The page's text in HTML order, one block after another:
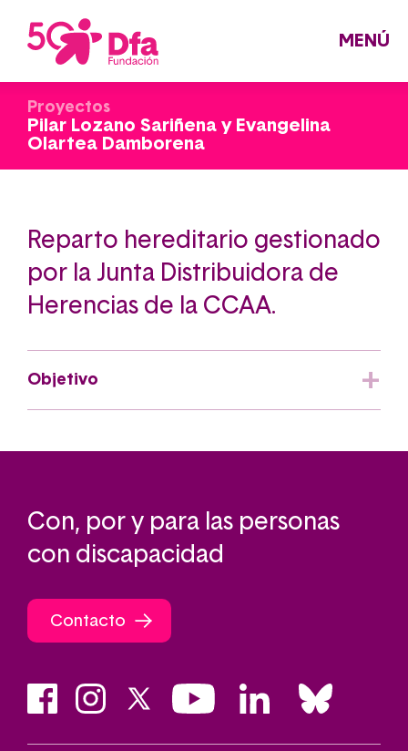
contenido
principal
MENÚ
Proyectos
Pilar Lozano Sariñena y Evangelina
Olartea Damborena
Reparto hereditario gestionado
por la Junta Distribuidora de
Herencias de la CCAA.
Objetivo
Con, por y para las personas
con discapacidad
Contacto